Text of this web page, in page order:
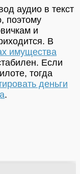
аудио в текст
поэтому
и
В
имущества
Если
тогда
деньги
.